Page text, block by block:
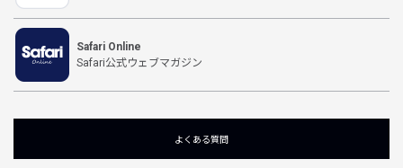
Safari Online
Safari公式ウェブマガジン
よくある質問